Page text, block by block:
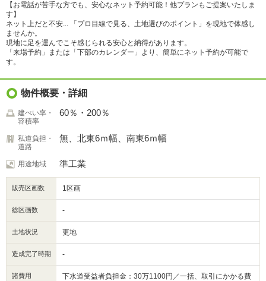
【お電話が苦手な方でも、安心なネット予約可能！他プランもご提案いたしま
す】
ネット上だと不安... 「プロ目線で見る、土地選びのポイント」を現地で体感し
ませんか。
現地に足を運んでこそ感じられる安心と納得があります。
「来場予約」または「下部のカレンダー」より、簡単にネット予約が可能で
す。
物件概要・詳細
建ぺい率・
容積率
60％・200％
私道負担・
道路
無、北東6ｍ幅、南東6ｍ幅
用途地域 準工業
販売区画数 1区画
総区画数 -
土地状況 更地
造成完了時期 -
諸費用
下水道受益者負担金：30万1100円／一括、取引にかかる費